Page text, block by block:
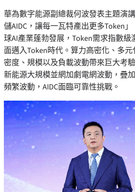
華為數字能源副總裁何波發表主題演
儲AIDC，讓每一瓦特產出更多Token
球AI產業蓬勃發展，Token需求指數級
面邁入Token時代。算力高密化、多元
密度、規模以及負載波動帶來巨大考
新能源大規模並網加劇電網波動，疊
頻繁波動，AIDC面臨可靠性挑戰。